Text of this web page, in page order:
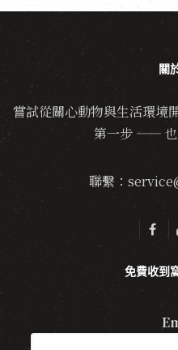
關
嘗試從關心動物與生活環境
第一步 —— 也
聯繫：
免費收到